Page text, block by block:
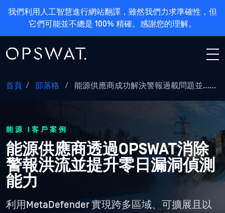
我們利用人工智慧進行網站翻譯，雖然我們力求準確性，但
它們可能並不總是 100% 精確。感謝您的理解。
首頁 / 部落格 / 能源供應商成功解決警報過載問題並……
能源 |客戶案例
能源供應商透過OPSWAT消除
警報洪流並提升零日漏洞偵測
能力
利用MetaDefender 實現跨多區域、可擴展且以